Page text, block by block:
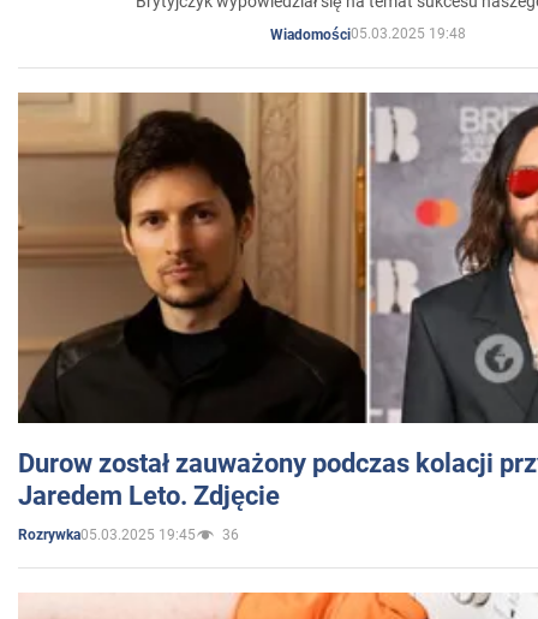
Wiadomości05.03.2025 19:48
Durow został zauważony podczas kolacji
Jaredem Leto. Zdjęcie
Rozrywka05.03.2025 19:45 36